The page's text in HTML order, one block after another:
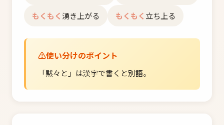
もくもく湧き上がる もくもく 立ち上る
使い分けのポイント
「黙々と」は漢字で書くと別語。